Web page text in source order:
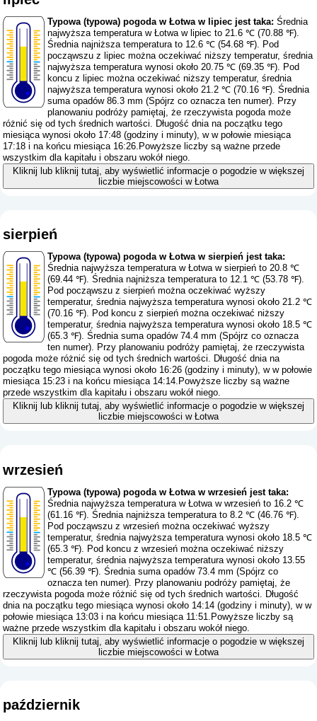
Typowa (typowa) pogoda w Łotwa w lipiec jest taka: Średnia
najwyższa temperatura w Łotwa w lipiec to 21.6 ℃ (70.88 ℉).
Średnia najniższa temperatura to 12.6 ℃ (54.68 ℉). Pod
począwszu z lipiec można oczekiwać niższy temperatur, średnia
najwyższa temperatura wynosi około 20.75 ℃ (69.35 ℉). Pod
koncu z lipiec można oczekiwać niższy temperatur, średnia
najwyższa temperatura wynosi około 21.2 ℃ (70.16 ℉). Średnia
suma opadów 86.3 mm (Spójrz co oznacza ten numer). Przy
planowaniu podróży pamiętaj, że rzeczywista pogoda może
różnić się od tych średnich wartości. Długość dnia na początku tego
miesiąca wynosi około 17:48 (godziny i minuty), w w połowie miesiąca
17:18 i na końcu miesiąca 16:26.Powyższe liczby są ważne przede
wszystkim dla kapitału i obszaru wokół niego.
Kliknij lub kliknij tutaj, aby wyświetlić informacje o pogodzie w większej
liczbie miejscowości w Łotwa
sierpień
Typowa (typowa) pogoda w Łotwa w sierpień jest taka:
Średnia najwyższa temperatura w Łotwa w sierpień to 20.8 ℃
(69.44 ℉). Średnia najniższa temperatura to 12.1 ℃ (53.78 ℉).
Pod począwszu z sierpień można oczekiwać wyższy
temperatur, średnia najwyższa temperatura wynosi około 21.2 ℃
(70.16 ℉). Pod koncu z sierpień można oczekiwać niższy
temperatur, średnia najwyższa temperatura wynosi około 18.5 ℃
(65.3 ℉). Średnia suma opadów 74.4 mm (Spójrz co oznacza
ten numer). Przy planowaniu podróży pamiętaj, że rzeczywista
pogoda może różnić się od tych średnich wartości. Długość dnia na
początku tego miesiąca wynosi około 16:26 (godziny i minuty), w w połowie
miesiąca 15:23 i na końcu miesiąca 14:14.Powyższe liczby są ważne
przede wszystkim dla kapitału i obszaru wokół niego.
Kliknij lub kliknij tutaj, aby wyświetlić informacje o pogodzie w większej
liczbie miejscowości w Łotwa
wrzesień
Typowa (typowa) pogoda w Łotwa w wrzesień jest taka:
Średnia najwyższa temperatura w Łotwa w wrzesień to 16.2 ℃
(61.16 ℉). Średnia najniższa temperatura to 8.2 ℃ (46.76 ℉).
Pod począwszu z wrzesień można oczekiwać wyższy
temperatur, średnia najwyższa temperatura wynosi około 18.5 ℃
(65.3 ℉). Pod koncu z wrzesień można oczekiwać niższy
temperatur, średnia najwyższa temperatura wynosi około 13.55
℃ (56.39 ℉). Średnia suma opadów 73.4 mm (Spójrz co
oznacza ten numer). Przy planowaniu podróży pamiętaj, że
rzeczywista pogoda może różnić się od tych średnich wartości. Długość
dnia na początku tego miesiąca wynosi około 14:14 (godziny i minuty), w w
połowie miesiąca 13:03 i na końcu miesiąca 11:51.Powyższe liczby są
ważne przede wszystkim dla kapitału i obszaru wokół niego.
Kliknij lub kliknij tutaj, aby wyświetlić informacje o pogodzie w większej
liczbie miejscowości w Łotwa
październik